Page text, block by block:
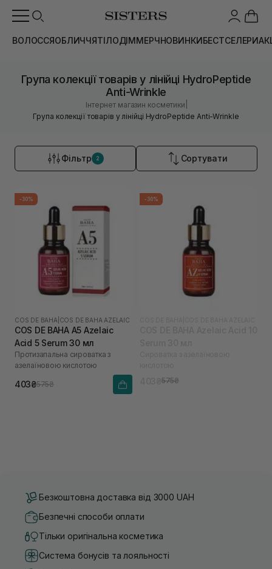
ВОЛОССЯОБЛИЧЧЯТІЛОДІММЕРЧНОВИНКИБЕСТСЕЛЕРИ
Група колекції товарів у лінійці HydroPeptide
Anti-Wrinkle
Інтернет магазин косметики
Група колекції товарів у лінійці HydroPeptide Anti-Wrinkle
Фільтр 2 Сортувати
-30%
COS DE BAHA COS DE BAHA AZELAIC
COS DE BAHA A5 Azelaic
Acid 5 Serum 30 мл
Протизапальна сироватка з
азелаїновою кислотою
403₴575₴
-30%
575₴
Безкоштовна доставка від 3000 UAH
Безпечні способи оплати
Тільки оригінальна косметика
Система бонусів та лояльності